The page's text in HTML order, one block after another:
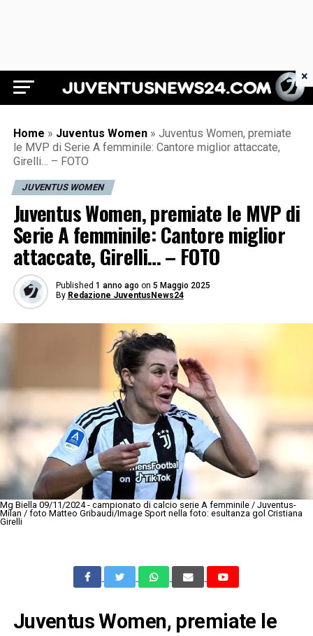
Juventus News 24
Home » Juventus Women » Juventus Women, premiate
le MVP di Serie A femminile: Cantore miglior attaccate,
Girelli… – FOTO
JUVENTUS WOMEN
Juventus Women, premiate le MVP di
Serie A femminile: Cantore miglior
attaccate, Girelli… – FOTO
Published 1 anno ago on 5 Maggio 2025
By Redazione JuventusNews24
Mg Biella 09/11/2024 - campionato di calcio serie A femminile / Juventus-
Milan / foto Matteo Gribaudi/Image Sport nella foto: esultanza gol Cristiana
Girelli
Juventus Women, premiate le
×